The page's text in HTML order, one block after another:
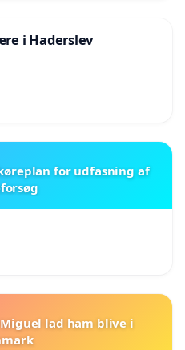
i Haderslev
for udfasning af
lad ham blive i